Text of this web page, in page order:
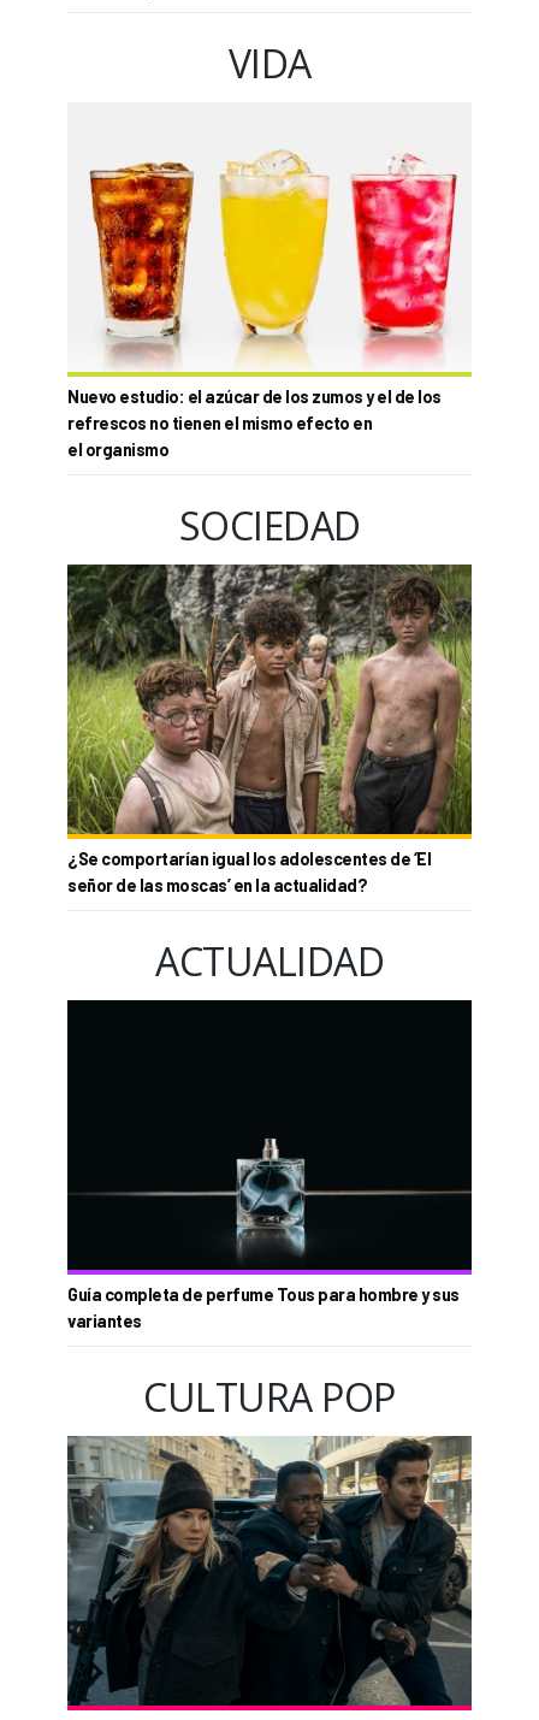
VIDA
Nuevo estudio: el azúcar de los zumos y el de los
refrescos no tienen el mismo efecto en
el organismo
SOCIEDAD
¿Se comportarían igual los adolescentes de ‘El
señor de las moscas’ en la actualidad?
ACTUALIDAD
Guía completa de perfume Tous para hombre y sus
variantes
CULTURA POP